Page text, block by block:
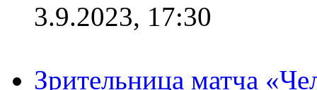
3.9.2023, 17:30
Зрительница матча